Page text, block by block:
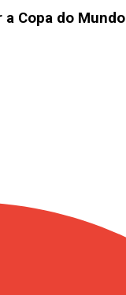
a Copa do Mundo